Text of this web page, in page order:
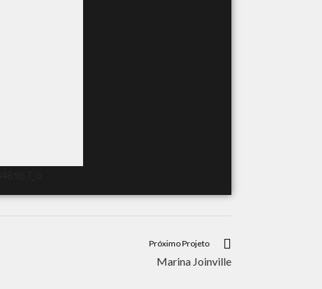
Próximo Projeto
Marina Joinville